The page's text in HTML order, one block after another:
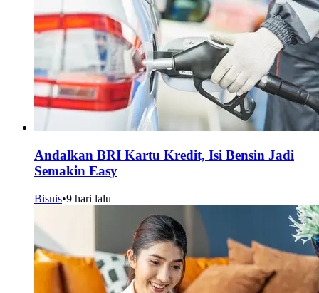
Andalkan BRI Kartu Kredit, Isi Bensin Jadi
Semakin Easy
Bisnis•9 hari lalu